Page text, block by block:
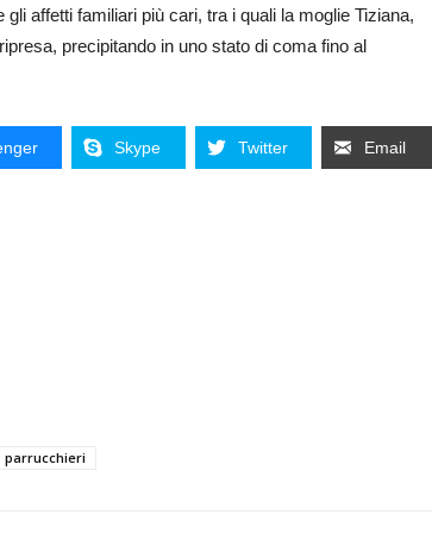
affetti familiari più cari, tra i quali la moglie Tiziana,
precipitando in uno stato di coma fino al
Skype Twitter Email
parrucchieri